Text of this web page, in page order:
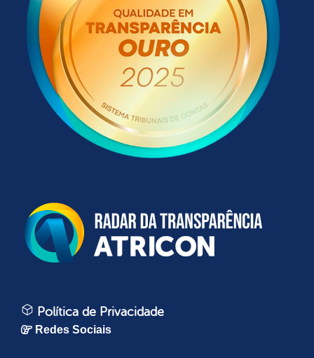
Política de Privacidade
Redes Sociais